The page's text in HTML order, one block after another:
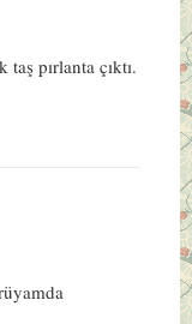
pırlanta çıktı.